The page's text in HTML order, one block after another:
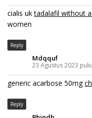
cialis uktadalafil without
women
Reply
Mdqquf
23 Agustus 2023
generic acarbose 50mg
Reply